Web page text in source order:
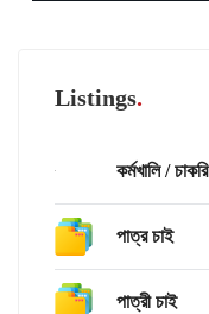
Listings
কর্মখালি / চাকরি
পাত্র চাই
পাত্রী চাই